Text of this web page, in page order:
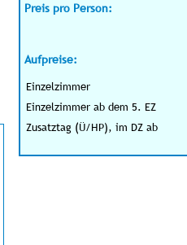
Preis pro Person:
Aufpreise:
Einzelzimmer
Einzelzimmer ab dem 5. EZ
Zusatztag (Ü/HP), im DZ ab